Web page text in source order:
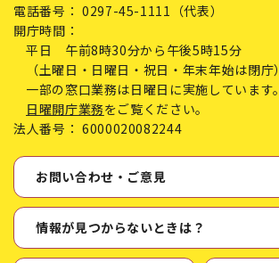
電話番号： 0297-45-1111（代表）
開庁時間：
平日 午前8時30分から午後5時15分
（土曜日・日曜日・祝日・年末年始は閉庁）
一部の窓口業務は日曜日に実施しています。
日曜開庁業務をご覧ください。
法人番号： 6000020082244
お問い合わせ・ご意見
情報が見つからないときは？